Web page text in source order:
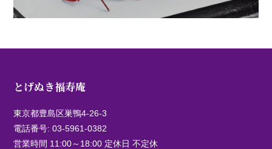
とげぬき福寿庵
東京都豊島区巣鴨4-26-3
電話番号:03-5961-0382
営業時間 11:00～18:00 定休日 不定休